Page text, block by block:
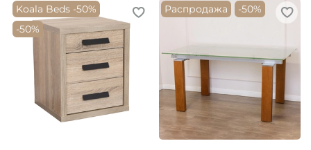
Koala Beds -50%
-50%
Распродажа -50%